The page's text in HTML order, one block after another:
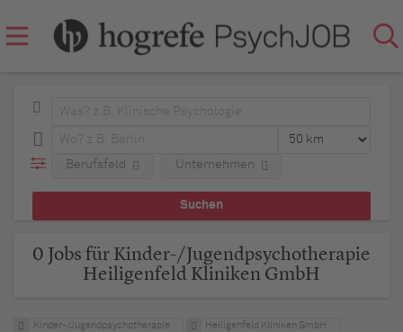
Berufsfeld Unternehmen
0 Jobs für Kinder-/Jugendpsychotherapie
Heiligenfeld Kliniken GmbH
Kinder-/Jugendpsychotherapie Heiligenfeld Kliniken GmbH